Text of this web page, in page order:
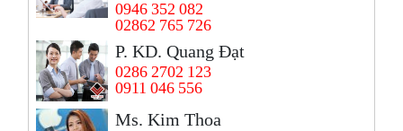
0946 352 082
02862 765 726
P. KD. Quang Đạt
0286 2702 123
0911 046 556
Ms. Kim Thoa